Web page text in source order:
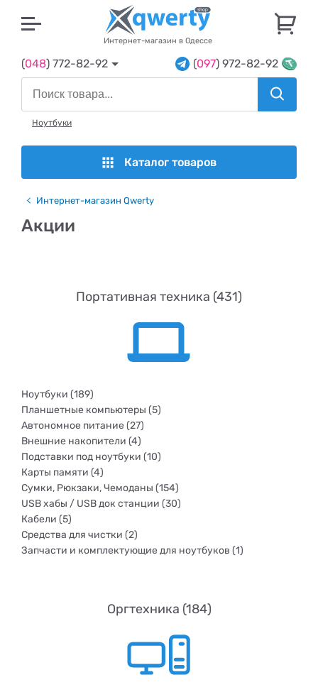
Интернет-магазин в Одессе
(048) 772-82-92 (097) 972-82-92
Ноутбуки
Каталог товаров
Интернет-магазин Qwerty
Акции
Портативная техника (431)
Ноутбуки (189)
Планшетные компьютеры (5)
Автономное питание (27)
Внешние накопители (4)
Подставки под ноутбуки (10)
Карты памяти (4)
Сумки, Рюкзаки, Чемоданы (154)
USB хабы / USB док станции (30)
Кабели (5)
Средства для чистки (2)
Запчасти и комплектующие для ноутбуков (1)
Оргтехника (184)